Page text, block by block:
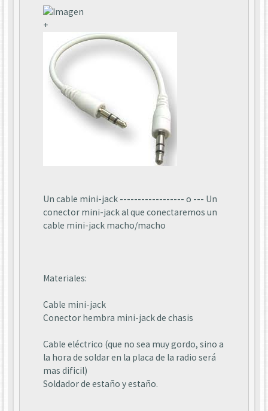
+
Un cable mini-jack ------------------ o --- Un
conector mini-jack al que conectaremos un
cable mini-jack macho/macho
Materiales:
Cable mini-jack
Conector hembra mini-jack de chasis
Cable eléctrico (que no sea muy gordo, sino a
la hora de soldar en la placa de la radio será
mas dificil)
Soldador de estaño y estaño.